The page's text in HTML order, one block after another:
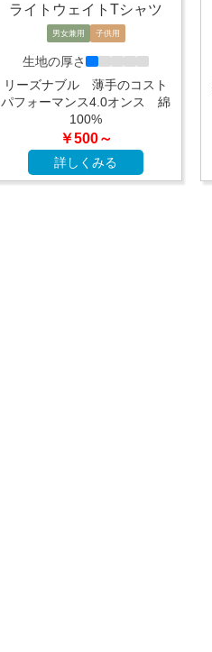
ライトウェイトTシャツ
男女兼用 子供用
生地の厚さ
リーズナブル 薄手のコスト
パフォーマンス4.0オンス 綿
100%
￥500～
詳しくみる